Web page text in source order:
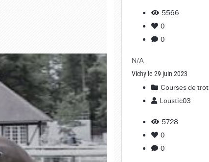
5566
0
0
N/A
Vichy le 29 juin 2023
Courses de trot
Loustic03
5728
0
0